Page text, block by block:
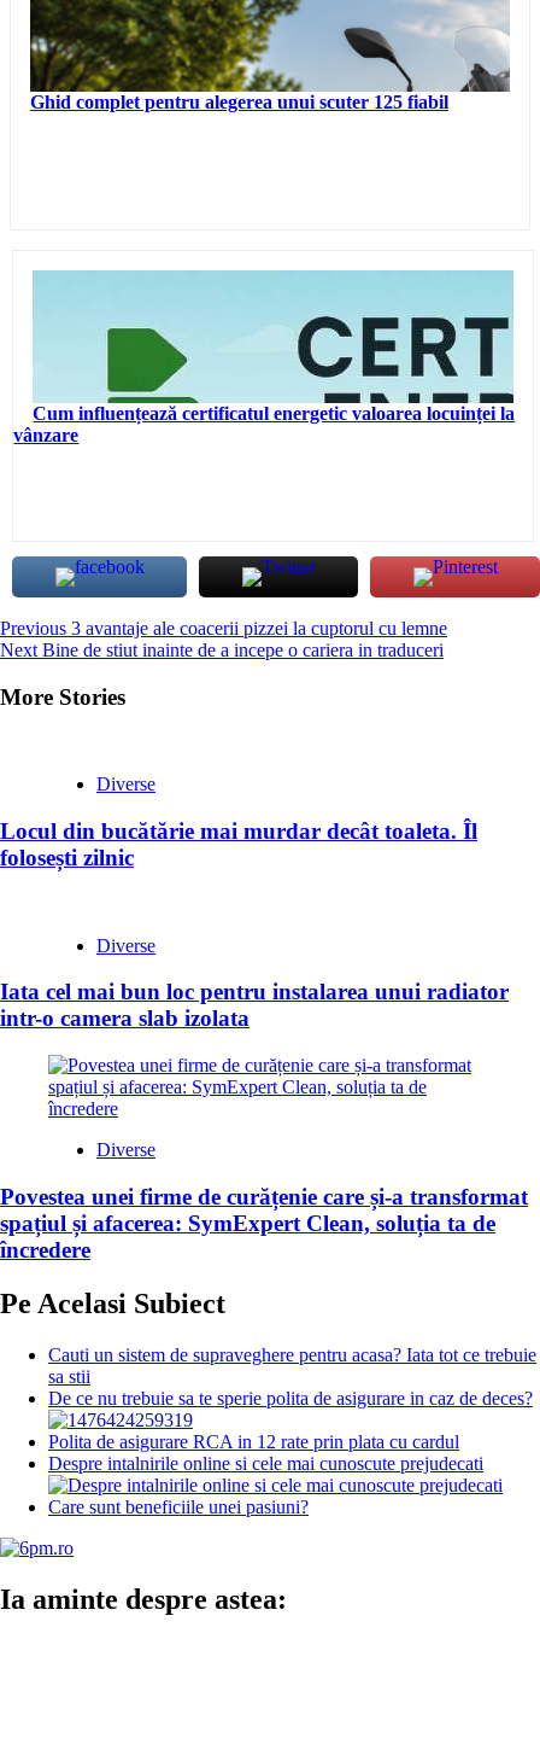
Ghid complet pentru alegerea unui scuter 125 fiabil
Cum influențează certificatul energetic valoarea locuinței la
vânzare
Continue
Reading
Previous 3 avantaje ale coacerii pizzei la cuptorul cu lemne
Next Bine de stiut inainte de a incepe o cariera in traduceri
More Stories
Diverse
Locul din bucătărie mai murdar decât toaleta. Îl
folosești zilnic
Diverse
Iata cel mai bun loc pentru instalarea unui radiator
intr-o camera slab izolata
Diverse
Povestea unei firme de curățenie care și-a transformat
spațiul și afacerea: SymExpert Clean, soluția ta de
încredere
Pe Acelasi Subiect
Cauti un sistem de supraveghere pentru acasa? Iata tot ce trebuie
sa stii
De ce nu trebuie sa te sperie polita de asigurare in caz de deces?
Polita de asigurare RCA in 12 rate prin plata cu cardul
Despre intalnirile online si cele mai cunoscute prejudecati
Care sunt beneficiile unei pasiuni?
Ia aminte despre astea: